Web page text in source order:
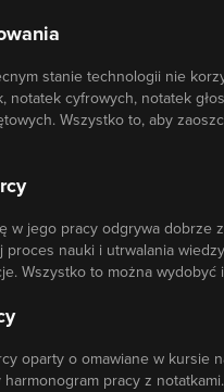
stanie technologii nie
notatek cyfrowych, notatek
Wszystko to, aby
w jego pracy odgrywa dobrze
nauki i utrwalania
Wszystko to można
oparty o omawiane w kursie
harmonogram pracy z